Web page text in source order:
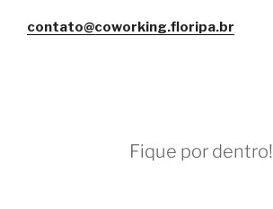
contato@coworking.floripa.br
Fique por dentro!